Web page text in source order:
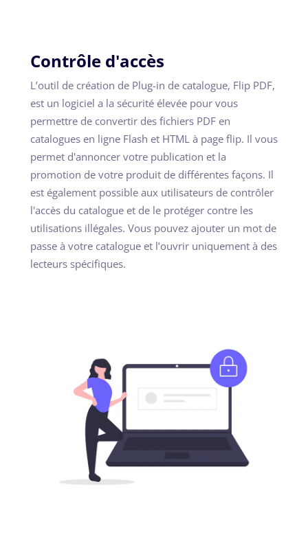
Contrôle d'accès
L’outil de création de Plug-in de catalogue, Flip PDF,
est un logiciel a la sécurité élevée pour vous
permettre de convertir des fichiers PDF en
catalogues en ligne Flash et HTML à page flip. Il vous
permet d'annoncer votre publication et la
promotion de votre produit de différentes façons. Il
est également possible aux utilisateurs de contrôler
l'accès du catalogue et de le protéger contre les
utilisations illégales. Vous pouvez ajouter un mot de
passe à votre catalogue et l’ouvrir uniquement à des
lecteurs spécifiques.